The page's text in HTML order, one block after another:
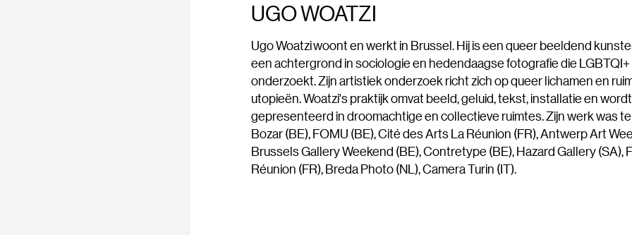
UGO WOATZI
Ugo Woatzi woont en werkt in Brussel. Hij is een queer beeldend
een achtergrond in sociologie en hedendaagse fotografie die
onderzoekt. Zijn artistiek onderzoek richt zich op queer lichamen en
utopieën. Woatzi's praktijk omvat beeld, geluid, tekst, installatie en wordt
gepresenteerd in droomachtige en collectieve ruimtes. Zijn werk was te
Bozar (BE), FOMU (BE), Cité des Arts La Réunion (FR), Antwerp Art
Brussels Gallery Weekend (BE), Contretype (BE), Hazard Gallery (SA),
Réunion (FR), Breda Photo (NL), Camera Turin (IT).